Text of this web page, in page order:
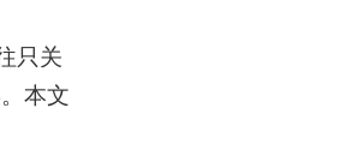
只关
本文